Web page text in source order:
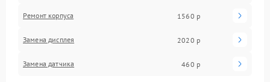
Ремонт корпуса 1560 р
Замена дисплея 2020 р
Замена датчика 460 р